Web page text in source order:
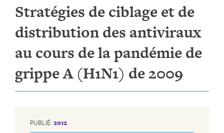
Stratégies de ciblage et de
distribution des antiviraux
au cours de la pandémie de
grippe A (H1N1) de 2009
PUBLIÉ: 2012